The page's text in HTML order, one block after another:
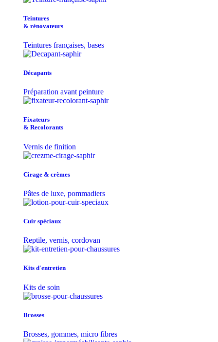
Teintu​res
& r​é​novateurs
Teintures françaises, bases
Décapants
Préparation avant peinture
Fixateurs
& Recolorants
Vernis de finition
Cirage & crèmes
Pâtes de luxe, pommadiers
Cuir spéciaux
Reptile, vernis, cordovan
Kits d'entretien
Kits de soin
Brosses
Brosses, gommes, micro fibres